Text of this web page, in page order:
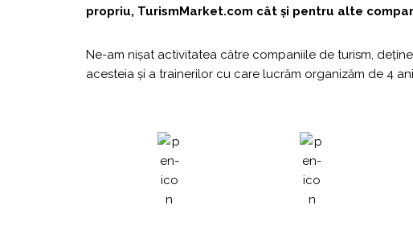
propriu, TurismMarket.com cât și pentru alte
Ne-am nișat activitatea către companiile de turism,
acesteia și a trainerilor cu care lucrăm organizăm de 4